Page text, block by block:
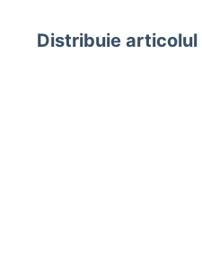
Distribuie articolul